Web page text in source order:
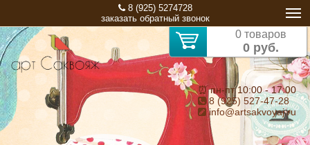
8 (925) 5274728
заказать обратный звонок
0 товаров
0 руб.
⏰ пн-пт 10:00 - 17:00
8 (925) 527-47-28
info@artsakvoyaj.ru